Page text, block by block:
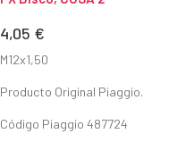
Precio
4,05 €
M12x1,50
Producto Original Piaggio.
Código Piaggio 487724